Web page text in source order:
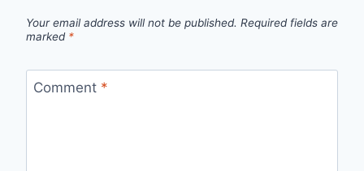
Your email address will not be published. Required fields are
marked *
Comment *